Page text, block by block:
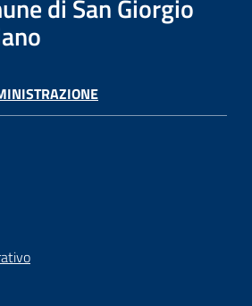
di San Giorgio